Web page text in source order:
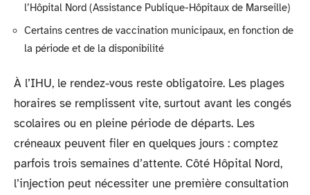
l’Hôpital Nord (Assistance Publique-Hôpitaux de Marseille)
Certains centres de vaccination municipaux, en fonction de
la période et de la disponibilité
À l’IHU, le rendez-vous reste obligatoire. Les plages
horaires se remplissent vite, surtout avant les congés
scolaires ou en pleine période de départs. Les
créneaux peuvent filer en quelques jours : comptez
parfois trois semaines d’attente. Côté Hôpital Nord,
l’injection peut nécessiter une première consultation